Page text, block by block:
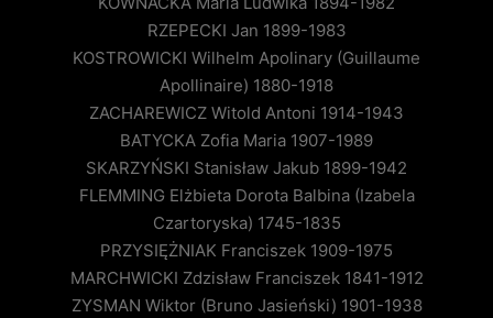
RZEPECKI Jan 1899-1983
KOSTROWICKI Wilhelm Apolinary (Guillaume
Apollinaire) 1880-1918
ZACHAREWICZ Witold Antoni 1914-1943
BATYCKA Zofia Maria 1907-1989
SKARZYŃSKI Stanisław Jakub 1899-1942
FLEMMING Elżbieta Dorota Balbina (Izabela
Czartoryska) 1745-1835
PRZYSIĘŻNIAK Franciszek 1909-1975
MARCHWICKI Zdzisław Franciszek 1841-1912
ZYSMAN Wiktor (Bruno Jasieński) 1901-1938